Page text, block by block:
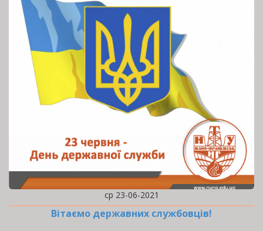
ср 23-06-2021
Вітаємо державних службовців!